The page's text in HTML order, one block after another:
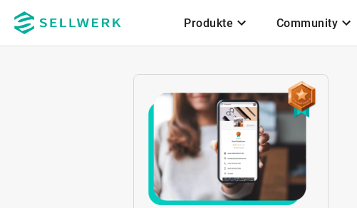
Zum Hauptinhalt
Produkte Community